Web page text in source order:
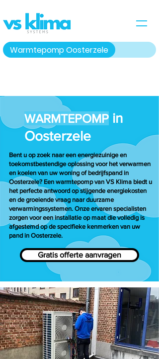
Warmtepomp Oosterzele
WARMTEPOMP in
Oosterzele
Bent u op zoek naar een energiezuinige en
toekomstbestendige oplossing voor het verwarmen
en koelen van uw woning of bedrijfspand in
Oosterzele? Een warmtepomp van VS Klima biedt u
het perfecte antwoord op stijgende energiekosten
en de groeiende vraag naar duurzame
verwarmingssystemen. Onze ervaren specialisten
zorgen voor een installatie op maat die volledig is
afgestemd op de specifieke kenmerken van uw
pand in Oosterzele.
Gratis offerte aanvragen